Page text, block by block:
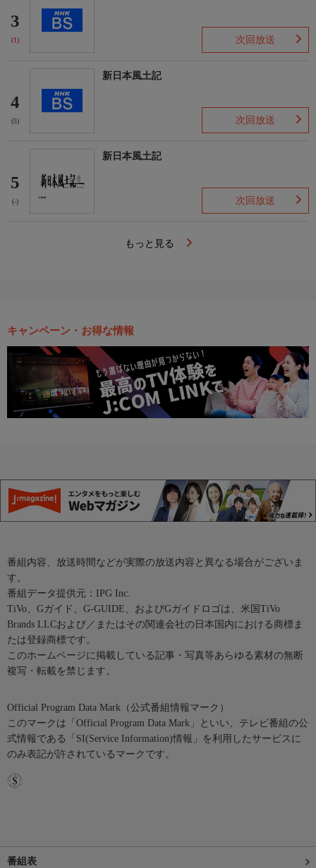
3
(1) 次回放送
4
(5)
新日本風土記
次回放送
5
(-)
新日本風土記
次回放送
もっと見る
キャンペーン・お得な情報
番組内容、放送時間などが実際の放送内容と異なる場合がございま
す。
番組データ提供元：IPG Inc.
TiVo、Gガイド、G-GUIDE、およびGガイドロゴは、米国TiVo
Brands LLCおよび／またはその関連会社の日本国内における商標ま
たは登録商標です。
このホームページに掲載している記事・写真等あらゆる素材の無断
複写・転載を禁じます。
Official Program Data Mark（公式番組情報マーク）
このマークは「Official Program Data Mark」といい、テレビ番組の公
式情報である「SI(Service Information)情報」を利用したサービスに
のみ表記が許されているマークです。
番組表